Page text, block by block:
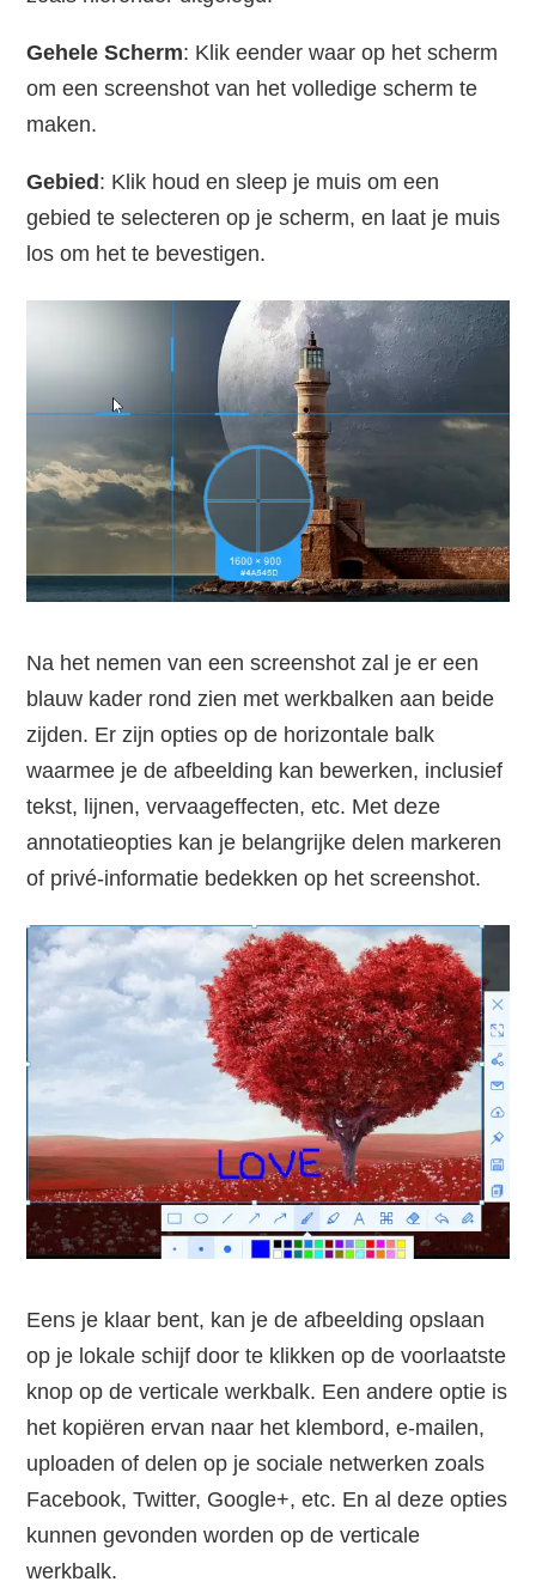
Gehele Scherm: Klik eender waar op het scherm
om een screenshot van het volledige scherm te
maken.
Gebied: Klik houd en sleep je muis om een
gebied te selecteren op je scherm, en laat je muis
los om het te bevestigen.
Na het nemen van een screenshot zal je er een
blauw kader rond zien met werkbalken aan beide
zijden. Er zijn opties op de horizontale balk
waarmee je de afbeelding kan bewerken, inclusief
tekst, lijnen, vervaageffecten, etc. Met deze
annotatieopties kan je belangrijke delen markeren
of privé-informatie bedekken op het screenshot.
Eens je klaar bent, kan je de afbeelding opslaan
op je lokale schijf door te klikken op de voorlaatste
knop op de verticale werkbalk. Een andere optie is
het kopiëren ervan naar het klembord, e-mailen,
uploaden of delen op je sociale netwerken zoals
Facebook, Twitter, Google+, etc. En al deze opties
kunnen gevonden worden op de verticale
werkbalk.